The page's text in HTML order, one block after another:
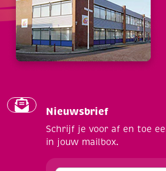
Nieuwsbrief
Schrijf je voor af en toe
in jouw mailbox.